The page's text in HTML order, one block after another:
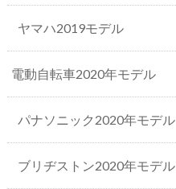
ヤマハ2019モデル
電動自転車2020年モデル
パナソニック2020年モデル
ブリヂストン2020年モデル